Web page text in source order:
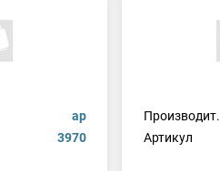
ap
3970
Производит.
Артикул